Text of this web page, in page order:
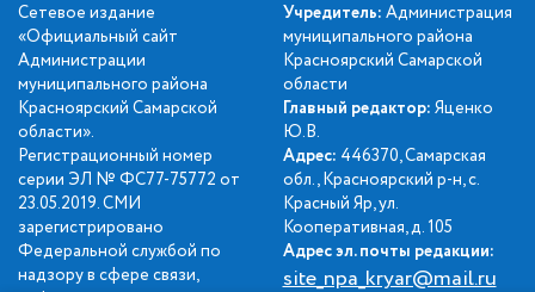
Сетевое издание
«Официальный сайт
Администрации
муниципального района
Красноярский Самарской
области».
Регистрационный номер
серии ЭЛ № ФС77-75772 от
23.05.2019. СМИ
зарегистрировано
Федеральной службой по
надзору в сфере связи,
Учредитель: Администрация
муниципального района
Красноярский Самарской
области
Главный редактор: Яценко
Ю.В.
Адрес: 446370, Самарская
обл., Красноярский р-н, с.
Красный Яр, ул.
Кооперативная, д. 105
Адрес эл. почты редакции:
site_npa_kryar@mail.ru